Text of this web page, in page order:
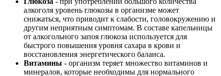
алкоголя уровень глюкозы в организме может
снижаться, что приводит к слабости, головокружению и
другим неприятным симптомам. В составе капельницы
от алкогольного запоя глюкоза используется для
быстрого повышения уровня сахара в крови и
восстановления энергетического баланса.
Витамины - организм теряет множество витаминов и
минералов, которые необходимы для нормального